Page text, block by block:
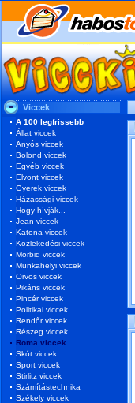
Viccek
A 100 legfrissebb
Állat viccek
Anyós viccek
Bolond viccek
Egyéb viccek
Elvont viccek
Gyerek viccek
Házassági viccek
Hogy hívják...
Jean viccek
Katona viccek
Közlekedési viccek
Morbid viccek
Munkahelyi viccek
Orvos viccek
Pikáns viccek
Pincér viccek
Politikai viccek
Rendőr viccek
Részeg viccek
Roma viccek
Skót viccek
Sport viccek
Stirlitz viccek
Számítástechnika
Székely viccek